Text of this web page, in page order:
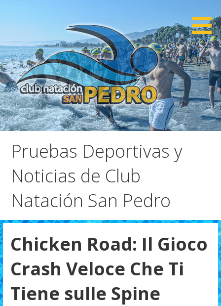
Club Natación San Pedro
CNSP
Pruebas Deportivas y
Noticias de Club
Natación San Pedro
Chicken Road: Il Gioco
Crash Veloce Che Ti
Tiene sulle Spine